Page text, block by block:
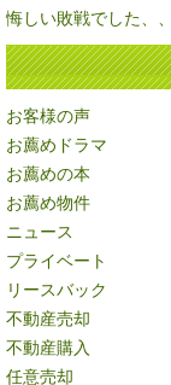
悔しい敗戦でした、
お客様の声
お薦めドラマ
お薦めの本
お薦め物件
ニュース
プライベート
リースバック
不動産売却
不動産購入
任意売却